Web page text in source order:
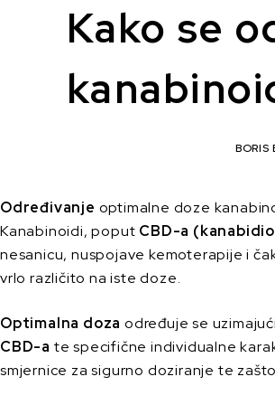
Kako se
BORIS
Određivanje optimalne doze
Kanabinoidi, poput CBD-a
nesanicu, nuspojave kemoterapije i
vrlo različito na iste doze.
Optimalna doza određuje se
CBD-a te specifične individualne
smjernice za sigurno doziranje te